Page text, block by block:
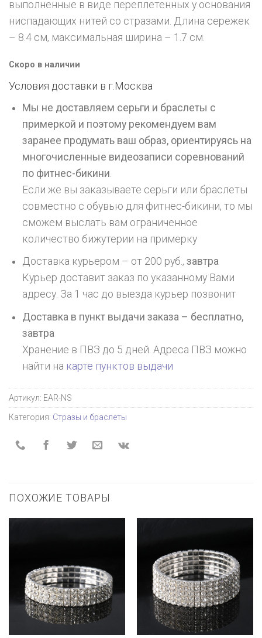
выполненные в виде переплетенных у основания
ниспадающих нитей со стразами. Длина сережек
– 8.4 см, максимальная ширина – 1.7 см.
Скоро в наличии
Условия доставки в г. Москва
Мы не доставляем серьги и браслеты с
примеркой и поэтому рекомендуем вам
заранее продумать ваш образ, ориентируясь на
многочисленные видеозаписи соревнований
по фитнес-бикини
Если же вы заказываете серьги или браслеты
совместно с обувью для фитнес-бикини, то мы
сможем выслать вам ограниченное
количество бижутерии на примерку
Доставка курьером – от 200 руб.,завтра
Курьер доставит заказ по указанному Вами
адресу. За 1 час до выезда курьер позвонит
Доставка в пункт выдачи заказа – бесплатно,
завтра
Хранение в ПВЗ до 5 дней. Адреса ПВЗ можно
найти на карте пунктов выдачи
Артикул: EAR-NS
Категория: Стразы и браслеты
ПОХОЖИЕ ТОВАРЫ